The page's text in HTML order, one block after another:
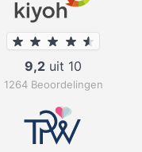
9,2 uit 10
1264 Beoordelingen